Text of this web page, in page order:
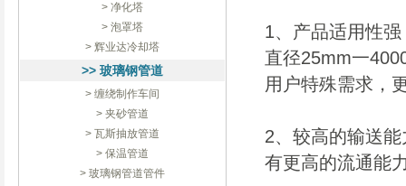
> 净化塔
> 泡罩塔
> 辉业达冷却塔
>> 玻璃钢管道
> 缠绕制作车间
> 夹砂管道
> 瓦斯抽放管道
> 保温管道
> 玻璃钢管道管件
1、产品适用性强
直径25mm一
用户特殊需求，
2、较高的输送
有更高的流通能